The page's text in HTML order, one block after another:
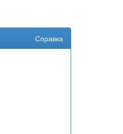
Справка